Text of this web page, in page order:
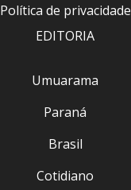
Política de privacidade
EDITORIA
Umuarama
Paraná
Brasil
Cotidiano